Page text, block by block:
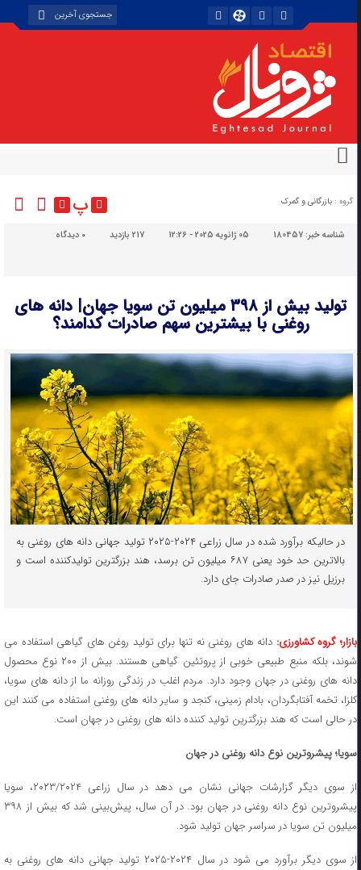
گروه : بازرگانی و گمرک پ
شناسه خبر:180457 05 ژانویه 2025 - 12:26 217 بازدید دیدگاه
تولید بیش از ۳۹۸ میلیون تن سویا جهان| دانه های
روغنی با بیشترین سهم صادرات کدامند؟
در حالیکه برآورد شده در سال زراعی ۲۰۲۴-۲۰۲۵ تولید جهانی دانه های روغنی به
بالاترین حد خود یعنی ۶۸۷ میلیون تن برسد، هند بزرگترین تولیدکننده است و
برزیل نیز در صدر صادرات جای دارد.
بازار؛ گروه کشاورزی:دانه های روغنی نه تنها برای تولید روغن های گیاهی استفاده می
شوند، بلکه منبع طبیعی خوبی از پروتئین گیاهی هستند. بیش از ۲۰۰ نوع محصول
دانه های روغنی در جهان وجود دارد. مردم اغلب در زندگی روزانه ما از دانه های سویا،
کلزا، تخمه آفتابگردان، بادام زمینی، کنجد و سایر دانه های روغنی استفاده می کنند این
در حالی است که هند بزرگترین تولید کننده دانه های روغنی در جهان است.
سویا؛ پیشروترین نوع دانه روغنی در جهان
از سوی دیگر گزارشات جهانی نشان می دهد در سال زراعی ۲۰۲۳/۲۰۲۴، سویا
پیشروترین نوع دانه روغنی در جهان بود. در آن سال، پیش‌بینی شد که بیش از ۳۹۸
میلیون تن سویا در سراسر جهان تولید شود.
از سوی دیگر برآورد می شود در سال ۲۰۲۴-۲۰۲۵ تولید جهانی دانه های روغنی به